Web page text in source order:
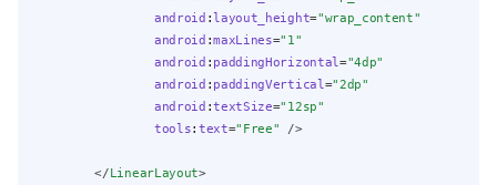
android :layout_height="wrap_content"
android :maxLines="1"
android : paddingHorizontal="4dp"
android : paddingVertical="2dp"
android :textSize="12sp"
tools: text="Free" />
        </
LinearLayout>